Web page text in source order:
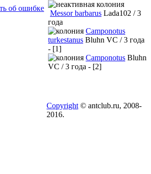
об ошибке
Messor barbarus Lada102 / 3
года
Camponotus
turkestanus Bluhn VC / 3 года
- [1]
Camponotus Bluhn
VC / 3 года - [2]
Copyright © antclub.ru, 2008-
2016.